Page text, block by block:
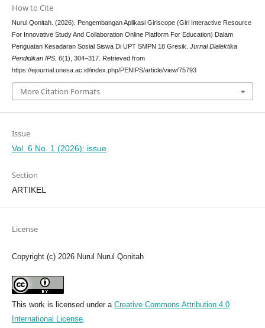
How to Cite
Nurul Qonitah. (2026). Pengembangan Aplikasi Giriscope (Giri Interactive Resource
For Innovative Study And Collaboration Online Platform For Education) Dalam
Penguatan Kesadaran Sosial Siswa Di UPT SMPN 18 Gresik. Jurnal Dialektika
Pendidikan IPS, 6(1), 304–317. Retrieved from
https://ejournal.unesa.ac.id/index.php/PENIPS/article/view/75793
More Citation Formats
Issue
Vol. 6 No. 1 (2026): issue
Section
ARTIKEL
License
Copyright (c) 2026 Nurul Nurul Qonitah
This work is licensed under a Creative Commons Attribution 4.0
International License.